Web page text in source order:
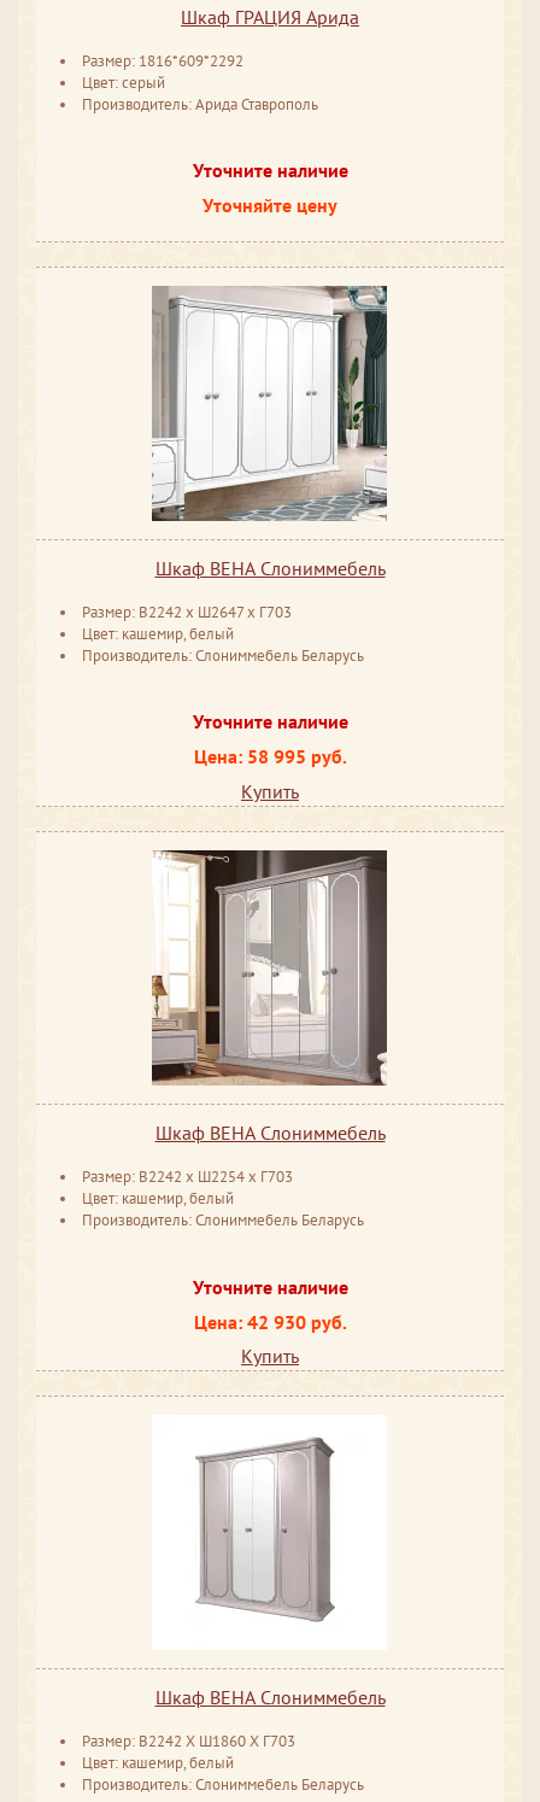
Шкаф ГРАЦИЯ Арида
Размер: 1816*609*2292
Цвет: серый
Производитель: Арида Ставрополь
Уточните наличие
Уточняйте цену
Шкаф ВЕНА Слониммебель
Размер: В2242 ​x Ш2647 ​x Г703
Цвет: кашемир, белый
Производитель: Слониммебель Беларусь
Уточните наличие
Цена: 58 995 руб.
Купить
Шкаф ВЕНА Слониммебель
Размер: В2242 ​x Ш2254 ​x Г703
Цвет: кашемир, белый
Производитель: Слониммебель Беларусь
Уточните наличие
Цена: 42 930 руб.
Купить
Шкаф ВЕНА Слониммебель
Размер: ​​​В2242 ​Х Ш1860 ​Х Г703
Цвет: кашемир, белый
Производитель: Слониммебель Беларусь